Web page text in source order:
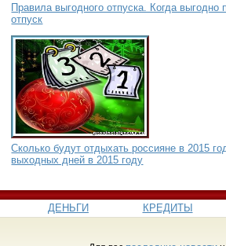
Правила выгодного отпуска. Когда выгодно
отпуск
Сколько будут отдыхать россияне в 2015
выходных дней в 2015 году
ДЕНЬГИ КРЕДИТЫ